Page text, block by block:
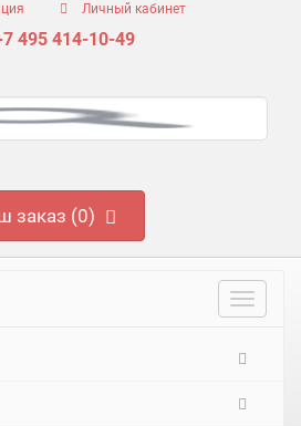
Личный кабинет
495 414-10-49
заказ (0)
Toggle